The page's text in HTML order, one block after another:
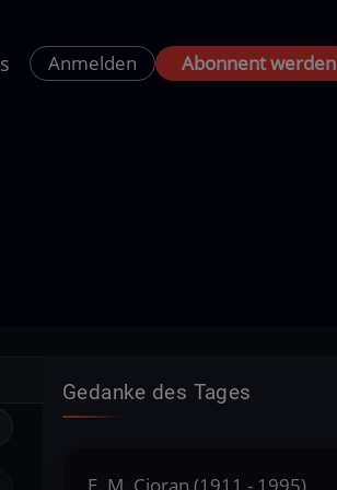
Anmelden Abonnent werden
Gedanke des Tages